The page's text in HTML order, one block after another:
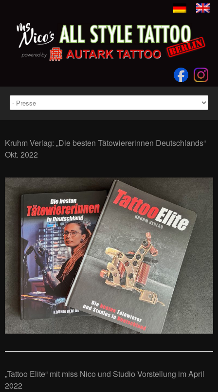
Kruhm Verlag: „Die besten Tätowiererinnen Deutschlands“
Okt. 2022
„Tattoo Elite“ mit miss Nico und Studio Vorstellung im April
2022